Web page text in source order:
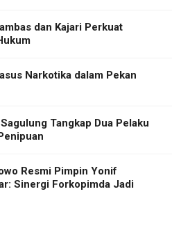
dan Kajari Perkuat
Narkotika dalam Pekan
Tangkap Dua Pelaku
Resmi Pimpin Yonif
Sinergi Forkopimda Jadi